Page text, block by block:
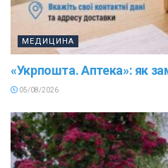
МЕДИЦИНА
«Укрпошта. Аптека»: як
05/08/2026